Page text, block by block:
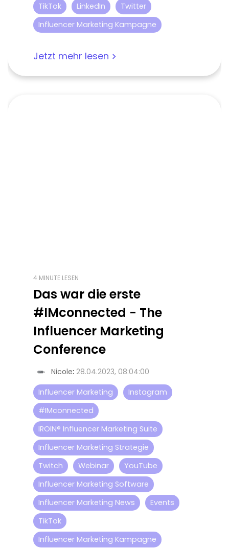
TikTok
LinkedIn
Twitter
Influencer Marketing Kampagne
Jetzt mehr lesen
4 MINUTE LESEN
Das war die erste
#IMconnected - The
Influencer Marketing
Conference
Nicole: 28.04.2023, 08:04:00
Influencer Marketing
Instagram
#IMconnected
IROIN® Influencer Marketing Suite
Influencer Marketing Strategie
Twitch
Webinar
YouTube
Influencer Marketing Software
Influencer Marketing News
Events
TikTok
Influencer Marketing Kampagne